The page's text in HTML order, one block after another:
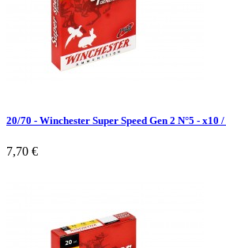
20/70 - Winchester Super Speed Gen 2 N°5 - x10 /
7,70 €